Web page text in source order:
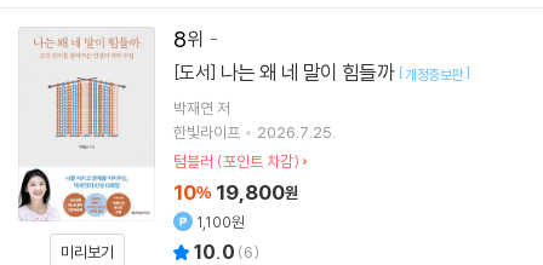
8
미리보기
[도서] 나는 왜 네 말이 힘들까 [개정증보판]
박재연 저
한빛라이프
2026.7.25.
텀블러 (포인트 차감)
10% 19,800원
1,100원
10.0 (6)